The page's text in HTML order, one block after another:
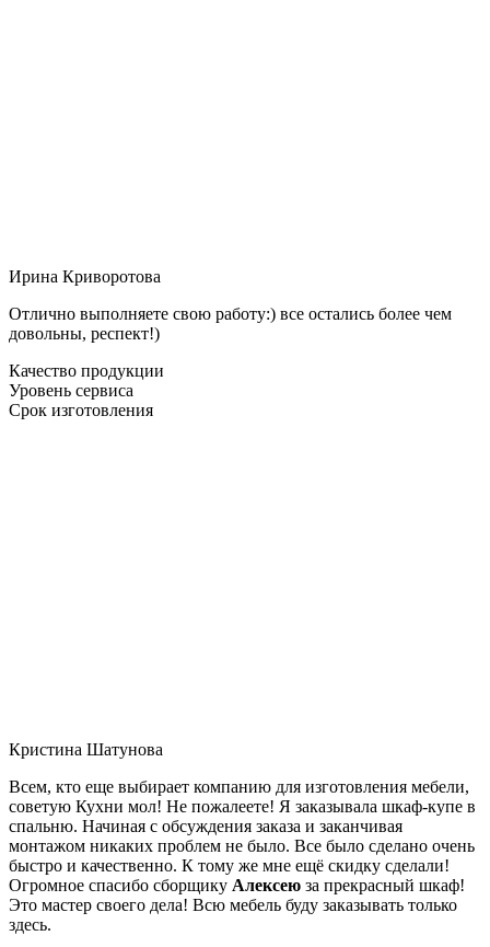
Ирина Криворотова
Отлично выполняете свою работу:) все остались более чем
довольны, респект!)
Качество продукции
Уровень сервиса
Срок изготовления
Кристина Шатунова
Всем, кто еще выбирает компанию для изготовления мебели,
советую Кухни мол! Не пожалеете! Я заказывала шкаф-купе в
спальню. Начиная с обсуждения заказа и заканчивая
монтажом никаких проблем не было. Все было сделано очень
быстро и качественно. К тому же мне ещё скидку сделали!
Огромное спасибо сборщику Алексею за прекрасный шкаф!
Это мастер своего дела! Всю мебель буду заказывать только
здесь.